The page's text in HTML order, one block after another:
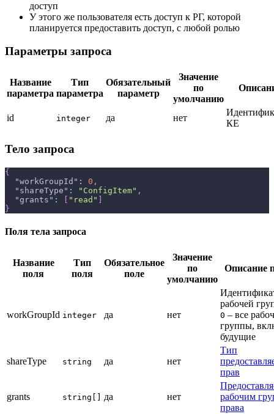
доступ
У этого же пользователя есть доступ к РГ, которой
планируется предоставить доступ, с любой ролью
Параметры запроса
Название
параметра
Тип
параметра
Обязательный
параметр
Значение
по
умолчанию
id integer да нет
КЕ
Тело запроса
{
"workGroupId" : 0 ,
"shareType" : "ConfigItem" ,
"grants" : [ "read" ]
}
Поля тела запроса
Название
поля
Тип
поля
Обязательное
поле
Значение
по
умолчанию
Описание
workGroupId integer да нет
рабочей
0 – все
группы,
будущие
shareType string да нет
Тип
прав
grants string[] да нет
рабочим
права